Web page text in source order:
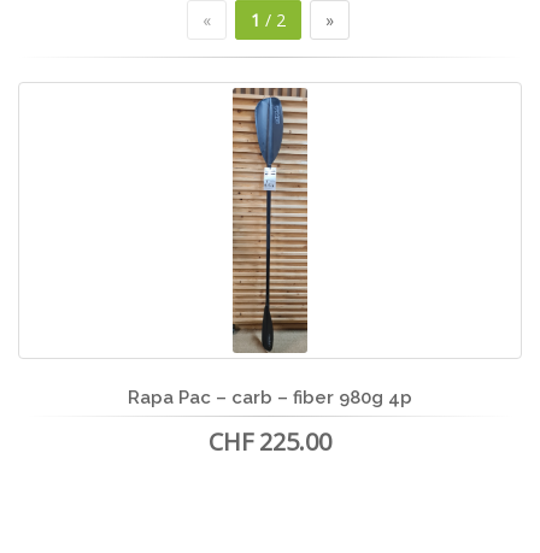
« 1 / 2 »
Rapa Pac – carb – fiber 980g 4p
CHF 225.00